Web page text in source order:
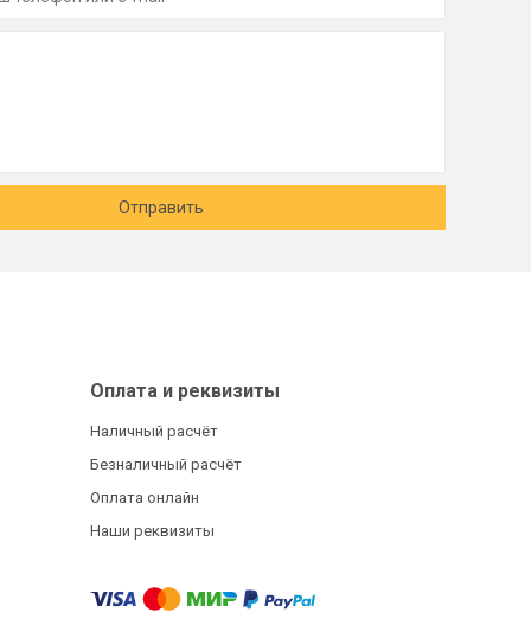
Отправить
Оплата и реквизиты
Наличный расчёт
Безналичный расчёт
Оплата онлайн
Наши реквизиты